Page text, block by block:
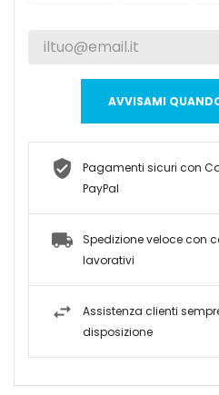
AVVISAMI
Pagamenti sicuri con
PayPal
Spedizione veloce con
lavorativi
Assistenza clienti
disposizione